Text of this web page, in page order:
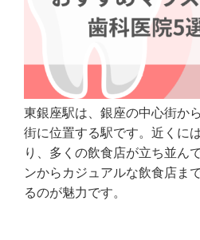
東銀座駅は、銀座の中心街か
街に位置する駅です。近くに
り、多くの飲食店が立ち並ん
ンからカジュアルな飲食店ま
るのが魅力です。